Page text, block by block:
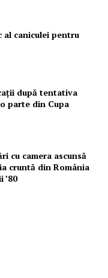
al caniculei pentru
după tentativa
parte din Cupa
cu camera ascunsă
cruntă din România
’80